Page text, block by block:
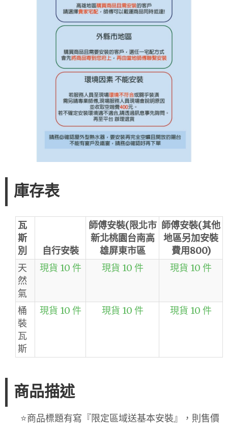
庫存表
瓦
斯
別
自行安裝
師傅安裝(限北市
新北桃園台南高
雄屏東市區
師傅安裝(其他
地區另加安裝
費用800)
天
然
氣
現貨 10 件 現貨 10 件 現貨 10 件
桶
裝
瓦
斯
現貨 10 件 現貨 10 件 現貨 10 件
商品描述
⭐️商品標題有寫『限定區域送基本安裝』，則售價